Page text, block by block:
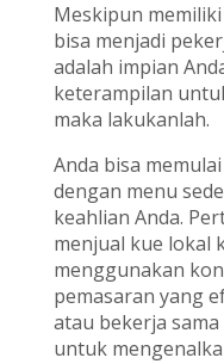
Meskipun
bisa menjadi
adalah impian
keterampilan
maka lakukanlah.
Anda bisa
dengan menu
keahlian Anda.
menjual kue lokal
menggunakan
pemasaran yang
atau bekerja
untuk